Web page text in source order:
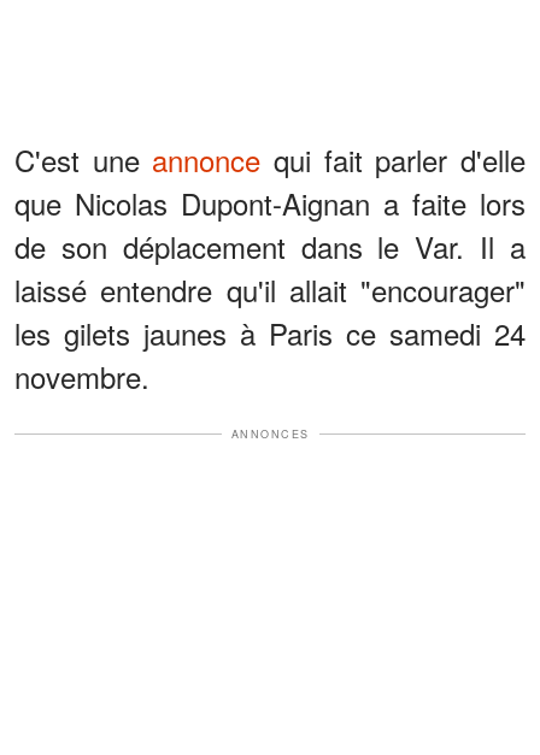
C'est une annonce qui fait parler d'elle
que Nicolas Dupont-Aignan a faite lors
de son déplacement dans le Var. Il a
laissé entendre qu'il allait "encourager"
les gilets jaunes à Paris ce samedi 24
novembre.
ANNONCES